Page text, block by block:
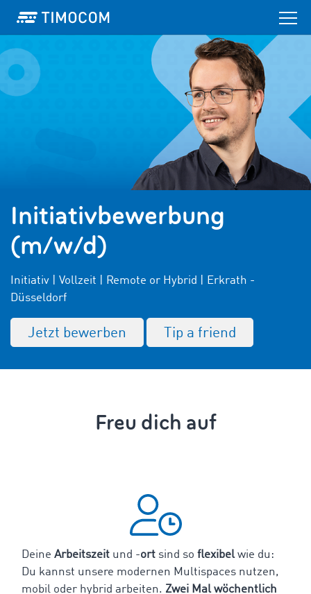
Initiativbewerbung
(m/w/d)
Initiativ | Vollzeit | Remote or Hybrid | Erkrath -
Düsseldorf
Jetzt bewerben Tip a friend
Freu dich auf
Deine Arbeitszeit und -ort sind so flexibelwie du:
Du kannst unsere modernen Multispaces nutzen,
mobil oder hybrid arbeiten. Zwei Mal wöchentlich